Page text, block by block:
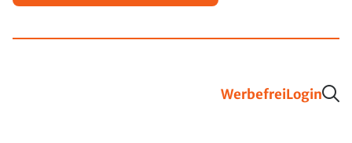
WerbefreiLogin